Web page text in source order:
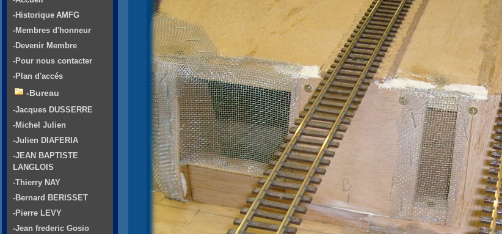
-Historique AMFG
-Membres d'honneur
-Devenir Membre
-Pour nous contacter
-Plan d'accés
-Bureau
-Jacques DUSSERRE
-Michel Julien
-Julien DIAFERIA
-JEAN BAPTISTE
LANGLOIS
-Thierry NAY
-Bernard BERISSET
-Pierre LEVY
-Jean frederic Gosio